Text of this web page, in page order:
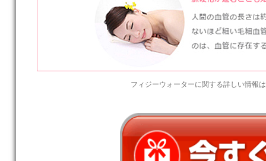
フィジーウォーターに関する詳しい情報